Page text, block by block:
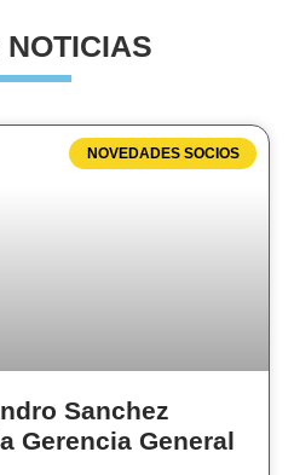
NOTICIAS
NOVEDADES SOCIOS
Sanchez
Gerencia General